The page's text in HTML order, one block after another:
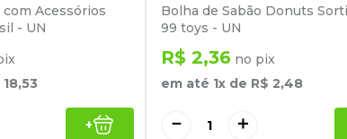
Acessórios
- UN
18,53
+
Bolha de Sabão Donuts
99 toys - UN
R$ 2,36 no pix
em até 1x de R$ 2,48
＋
－